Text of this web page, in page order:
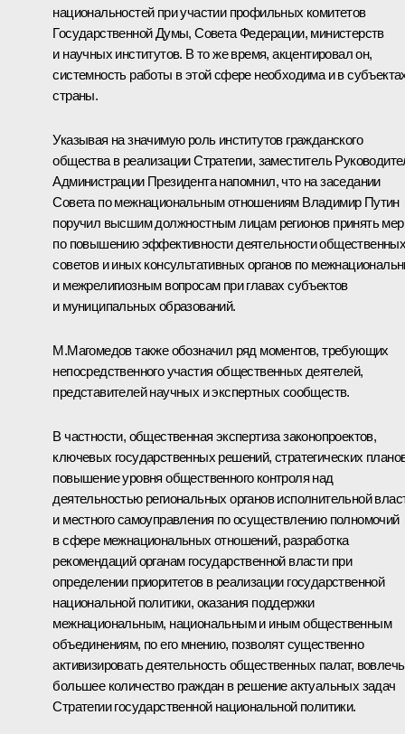
национальностей при участии профильных комитетов
Государственной Думы, Совета Федерации, министерств
и научных институтов. В то же время, акцентировал он,
системность работы в этой сфере необходима и в
страны.
Указывая на значимую роль институтов гражданского
общества в реализации Стратегии, заместитель
Администрации Президента напомнил, что назаседании
Совета по межнациональным отношениям Владимир Путин
поручил высшим должностным лицам регионов принять
по повышению эффективности деятельности
советов и иных консультативных органов по
и межрелигиозным вопросам при главах субъектов
и муниципальных образований.
М.Магомедов также обозначил ряд моментов, требующих
непосредственного участия общественных деятелей,
представителей научных и экспертных сообществ.
В частности, общественная экспертиза законопроектов,
ключевых государственных решений, стратегических
повышение уровня общественного контроля над
деятельностью региональных органов исполнительной
и местного самоуправления по осуществлению полномочий
в сфере межнациональных отношений, разработка
рекомендаций органам государственной власти при
определении приоритетов в реализации государственной
национальной политики, оказания поддержки
межнациональным, национальным и иным общественным
объединениям, по его мнению, позволят существенно
активизировать деятельность общественных палат, вовлечь
большее количество граждан в решение актуальных задач
Стратегии государственной национальной политики.